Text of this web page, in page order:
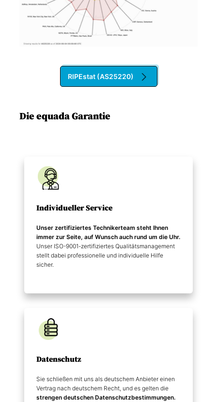
RIPEstat (AS25220)
Die equada Garantie
Individueller Service
Unser zertifiziertes Technikerteam steht Ihnen
immer zur Seite, auf Wunsch auch rund um die Uhr.
Unser ISO-9001-zertifiziertes Qualitätsmanagement
stellt dabei professionelle und individuelle Hilfe
sicher.
Datenschutz
Sie schließen mit uns als deutschem Anbieter einen
Vertrag nach deutschem Recht, und es gelten die
strengen deutschen Datenschutz­bestimmungen.